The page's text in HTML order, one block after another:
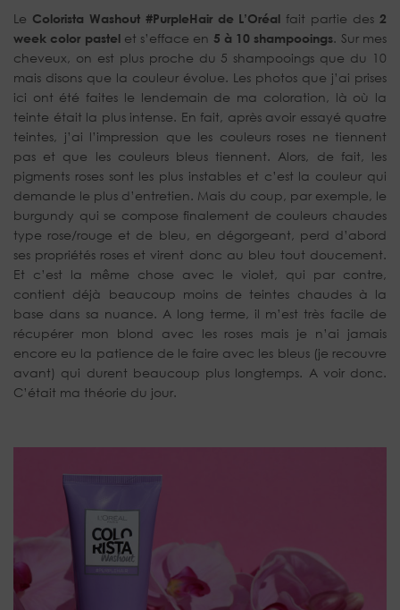
Le Colorista Washout #PurpleHair de L’Oréal fait partie des 2
week color pastelet s’efface en 5 à 10 shampooings. Sur mes
cheveux, on est plus proche du 5 shampooings que du 10
mais disons que la couleur évolue. Les photos que j’ai prises
ici ont été faites le lendemain de ma coloration, là où la
teinte était la plus intense. En fait, après avoir essayé quatre
teintes, j’ai l’impression que les couleurs roses ne tiennent
pas et que les couleurs bleus tiennent. Alors, de fait, les
pigments roses sont les plus instables et c’est la couleur qui
demande le plus d’entretien. Mais du coup, par exemple, le
burgundy qui se compose finalement de couleurs chaudes
type rose/rouge et de bleu, en dégorgeant, perd d’abord
ses propriétés roses et virent donc au bleu tout doucement.
Et c’est la même chose avec le violet, qui par contre,
contient déjà beaucoup moins de teintes chaudes à la
base dans sa nuance. A long terme, il m’est très facile de
récupérer mon blond avec les roses mais je n’ai jamais
encore eu la patience de le faire avec les bleus (je recouvre
avant) qui durent beaucoup plus longtemps. A voir donc.
C’était ma théorie du jour.